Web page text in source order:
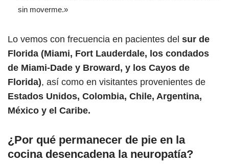
sin moverme.»
Lo vemos con frecuencia en pacientes del sur de
Florida (Miami, Fort Lauderdale, los condados
de Miami-Dade y Broward, y los Cayos de
Florida), así como en visitantes provenientes de
Estados Unidos, Colombia, Chile, Argentina,
México y el Caribe.
¿Por qué permanecer de pie en la
cocina desencadena la neuropatía?